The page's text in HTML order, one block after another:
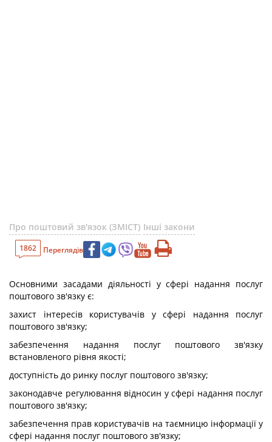
Про поштовий зв'язок (ЗМІСТ) Інші закони
1862 Переглядів
Основними засадами діяльності у сфері надання послуг
поштового зв'язку є:
захист інтересів користувачів у сфері надання послуг
поштового зв'язку;
забезпечення надання послуг поштового зв'язку
встановленого рівня якості;
доступність до ринку послуг поштового зв'язку;
законодавче регулювання відносин у сфері надання послуг
поштового зв'язку;
забезпечення прав користувачів на таємницю інформації у
сфері надання послуг поштового зв'язку;